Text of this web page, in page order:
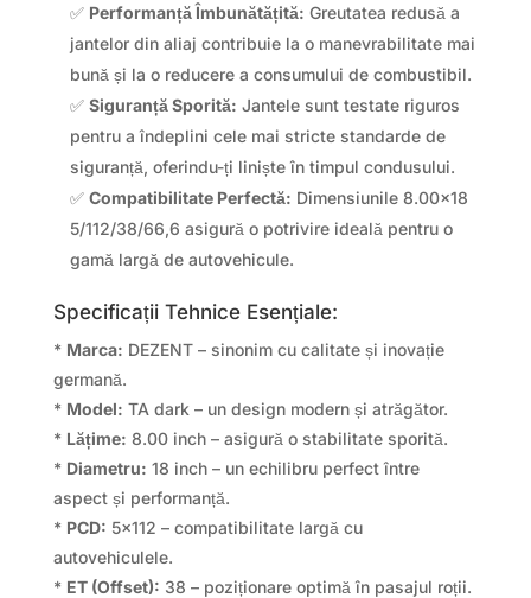
✅ Performanță Îmbunătățită: Greutatea redusă a
jantelor din aliaj contribuie la o manevrabilitate mai
bună și la o reducere a consumului de combustibil.
✅ Siguranță Sporită: Jantele sunt testate riguros
pentru a îndeplini cele mai stricte standarde de
siguranță, oferindu-ți liniște în timpul condusului.
✅ Compatibilitate Perfectă: Dimensiunile 8.00×18
5/112/38/66,6 asigură o potrivire ideală pentru o
gamă largă de autovehicule.
Specificații Tehnice Esențiale:
* Marca: DEZENT – sinonim cu calitate și inovație
germană.
* Model: TA dark – un design modern și atrăgător.
* Lățime: 8.00 inch – asigură o stabilitate sporită.
* Diametru: 18 inch – un echilibru perfect între
aspect și performanță.
* PCD: 5×112 – compatibilitate largă cu
autovehiculele.
* ET (Offset): 38 – poziționare optimă în pasajul roții.